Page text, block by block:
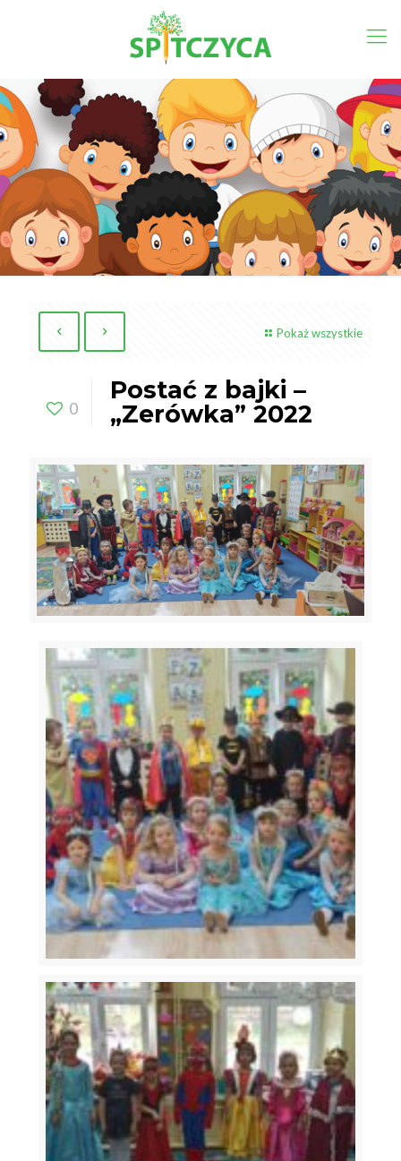
Pokaż wszystkie
0
Postać z bajki –
„Zerówka” 2022